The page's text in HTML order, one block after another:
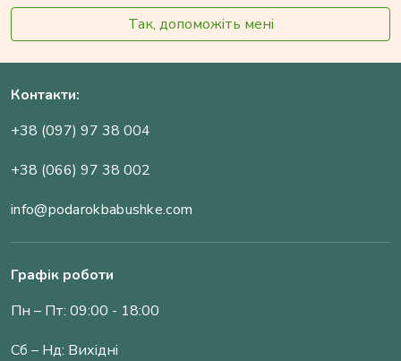
Так, допоможіть мені
Контакти:
+38 (097) 97 38 004
+38 (066) 97 38 002
info@podarokbabushke.com
Графік роботи
Пн – Пт: 09:00 - 18:00
Сб – Нд: Вихідні